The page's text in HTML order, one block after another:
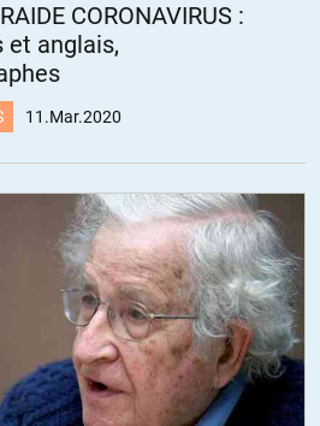
CORONAVIRUS :
anglais,
11.Mar.2020